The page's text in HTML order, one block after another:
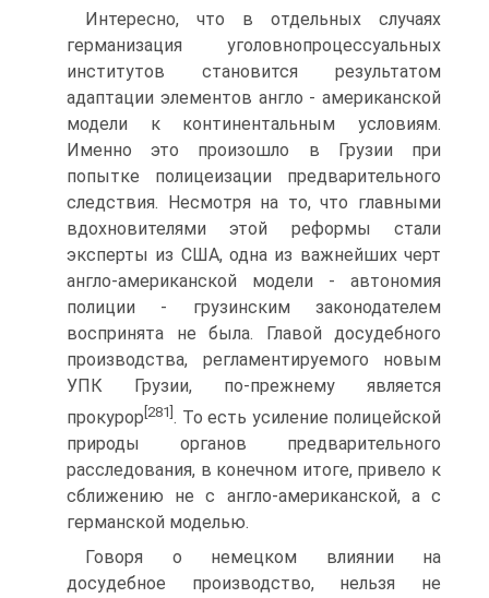
Интересно, что в отдельных случаях
германизация уголовнопроцессуальных
институтов становится результатом
адаптации элементов англо - американской
модели к континентальным условиям.
Именно это произошло в Грузии при
попытке полицеизации предварительного
следствия. Несмотря на то, что главными
вдохновителями этой реформы стали
эксперты из США, одна из важнейших черт
англо-американской модели - автономия
полиции - грузинским законодателем
воспринята не была. Главой досудебного
производства, регламентируемого новым
УПК Грузии, по-прежнему является
прокурор [281] . То есть усиление полицейской
природы органов предварительного
расследования, в конечном итоге, привело к
сближению не с англо-американской, а с
германской моделью.
Говоря о немецком влиянии на
досудебное производство, нельзя не